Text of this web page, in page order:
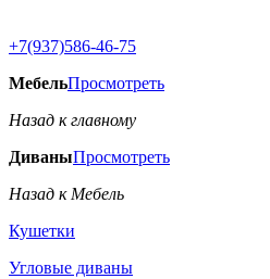
+7(937)586-46-75
МебельПросмотреть
Назад к главному
ДиваныПросмотреть
Назад к Мебель
Кушетки
Угловые диваны